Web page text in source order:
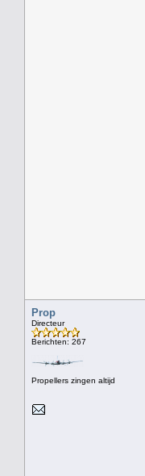
Prop
Directeur
Berichten: 267
Propellers zingen altijd